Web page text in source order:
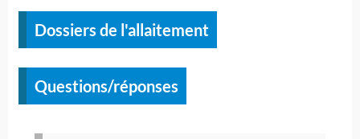
Dossiers de l'allaitement
Questions/réponses